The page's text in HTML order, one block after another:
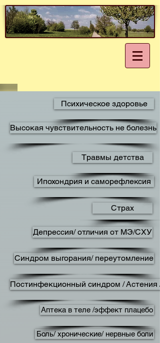
Психическое здоровье
Высокая чувствительность не болезнь
Травмы детства
Ипохондрия и саморефлексия
Страх
Депрессия/ отличия от МЭ/СХУ
Синдром выгорания/ переутомление
Постинфекционный синдром / Астения
Аптека в теле /эффект плацебо
Боль/ хронические/ нервные боли